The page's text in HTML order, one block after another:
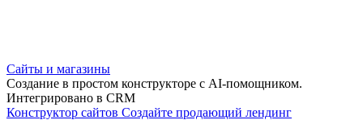
Сайты и магазины
Создание в простом конструкторе с AI-помощником.
Интегрировано в CRM
Конструктор сайтов Создайте продающий лендинг